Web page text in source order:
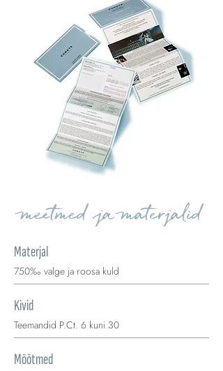
meetmed ja materjalid
Materjal
750‰ valge ja roosa kuld
Kivid
Teemandid P.Ct. 6 kuni 30
Mõõtmed